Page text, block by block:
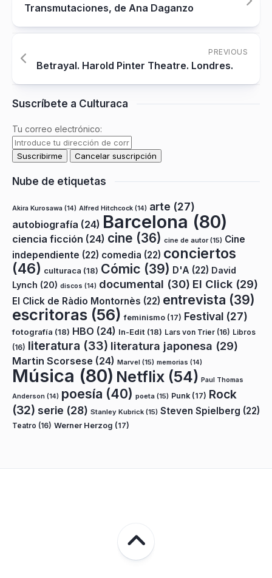
Transmutaciones, de Ana Daganzo
PREVIOUS
Betrayal. Harold Pinter Theatre. Londres.
Suscríbete a Culturaca
Tu correo electrónico:
Nube de etiquetas
Akira Kurosawa (14) Alfred Hitchcock (14) arte (27)
autobiografía (24) Barcelona (80)
ciencia ficción (24) cine (36) cine de autor(15) Cine
independiente (22) comedia (22) conciertos
(46) culturaca (18) Cómic (39) D'A (22) David
Lynch (20) discos (14) documental (30) El Click (29)
El Click de Ràdio Montornès (22) entrevista (39)
escritoras (56) feminismo (17) Festival (27)
fotografía (18) HBO (24) In-Edit (18) Lars von Trier (16) Libros
(16) literatura (33) literatura japonesa (29)
Martin Scorsese (24) Marvel (15) memorias (14)
Música (80) Netflix (54) Paul Thomas
Anderson (14) poesía (40) poeta (15) Punk (17) Rock
(32) serie (28) Stanley Kubrick (15) Steven Spielberg (22)
Teatro (16) Werner Herzog (17)